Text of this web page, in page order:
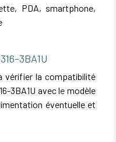
PDA, smartphone,
3BA1U
vérifier la compatibilité
3BA1U avec le modèle
éventuelle et